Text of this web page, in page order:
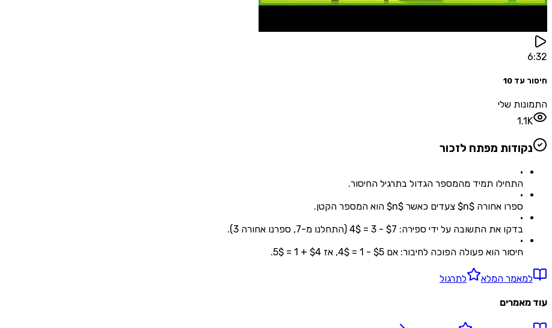
6:32
חיסור עד 10
התמונות שלי
1.1K
נקודות מפתח לזכור
•
התחילו תמיד מהמספר הגדול בתרגיל החיסור.
•
ספרו אחורה $n$ צעדים כאשר $n$ הוא המספר הקטן.
•
בדקו את התשובה על ידי ספירה: $7 - 3 = 4$ (התחלנו מ-7, ספרנו אחורה 3).
•
חיסור הוא פעולה הפוכה לחיבור: אם $5 - 1 = 4$, אז $4 + 1 = 5$.
למאמר המלא לתרגול
עוד מאמרים